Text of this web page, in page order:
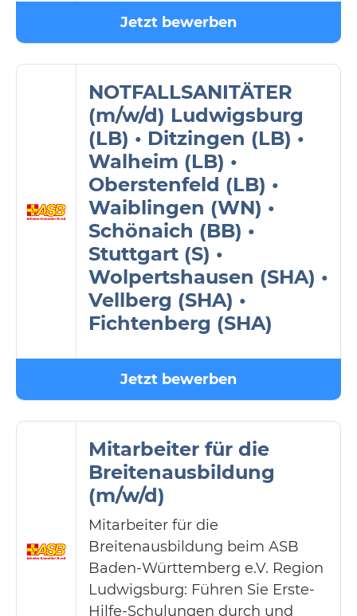
Jetzt bewerben
NOTFALLSANITÄTER
(m/w/d) Ludwigsburg
(LB) • Ditzingen (LB) •
Walheim (LB) •
Oberstenfeld (LB) •
Waiblingen (WN) •
Schönaich (BB) •
Stuttgart (S) •
Wolpertshausen (SHA) •
Vellberg (SHA) •
Fichtenberg (SHA)
Jetzt bewerben
Mitarbeiter für die
Breitenausbildung
(m/w/d)
Mitarbeiter für die
Breitenausbildung beim ASB
Baden-Württemberg e.V. Region
Ludwigsburg: Führen Sie Erste-
Hilfe-Schulungen durch und